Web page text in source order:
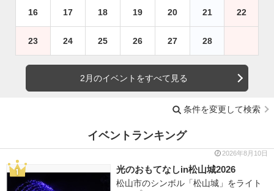
16 17 18 19 20 21 22
23 24 25 26 27 28
2月のイベントをすべて見る
条件を変更して検索
イベントランキング
2026年8月10日
光のおもてなしin松山城2026
松山市のシンボル「松山城」をライト